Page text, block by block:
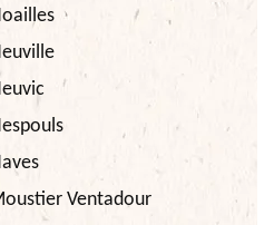
Ventadour